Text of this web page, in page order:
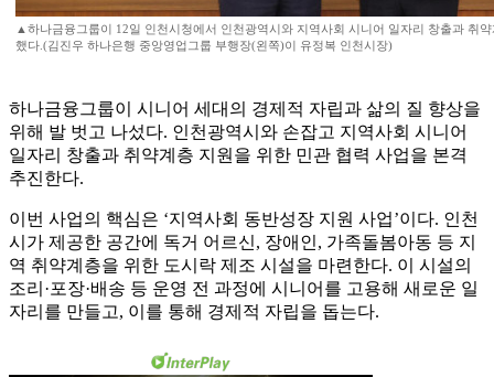
▲하나금융그룹이 12일 인천시청에서 인천광역시와 지역사회 시니어 일자리 창출과 취
했다.(김진우 하나은행 중앙영업그룹 부행장(왼쪽)이 유정복 인천시장)
하나금융그룹이 시니어 세대의 경제적 자립과 삶의 질 향상을
위해 발 벗고 나섰다. 인천광역시와 손잡고 지역사회 시니어
일자리 창출과 취약계층 지원을 위한 민관 협력 사업을 본격
추진한다.
이번 사업의 핵심은 ‘지역사회 동반성장 지원 사업’이다. 인천
시가 제공한 공간에 독거 어르신, 장애인, 가족돌봄아동 등 지
역 취약계층을 위한 도시락 제조 시설을 마련한다. 이 시설의
조리·포장·배송 등 운영 전 과정에 시니어를 고용해 새로운 일
자리를 만들고, 이를 통해 경제적 자립을 돕는다.